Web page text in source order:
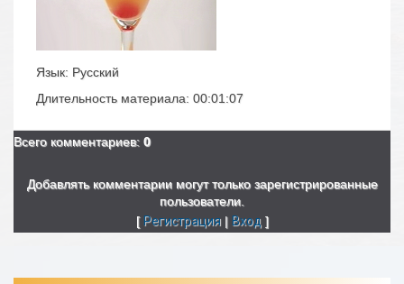
Язык: Русский
Длительность материала: 00:01:07
Всего комментариев: 0
Добавлять комментарии могут только зарегистрированные
пользователи.
[ Регистрация| Вход ]